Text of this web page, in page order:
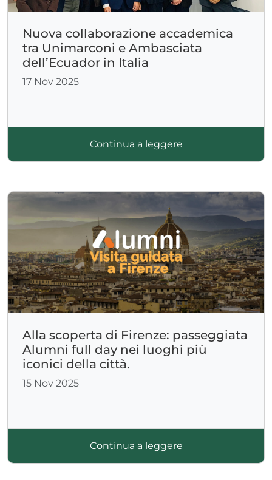
Nuova collaborazione accademica
tra Unimarconi e Ambasciata
dell’Ecuador in Italia
17 Nov 2025
Continua a leggere
Alla scoperta di Firenze: passeggiata
Alumni full day nei luoghi più
iconici della città.
15 Nov 2025
Continua a leggere